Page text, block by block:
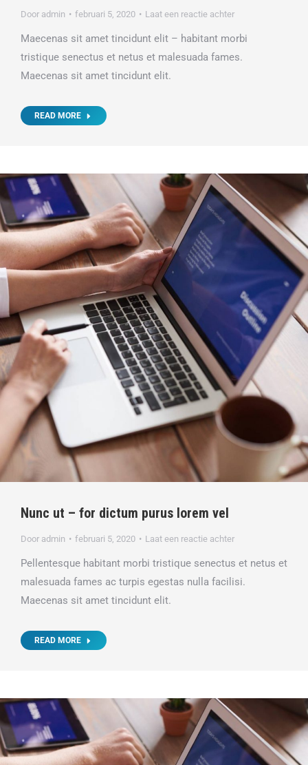
Door admin februari 5, 2020 Laat een reactie achter
Maecenas sit amet tincidunt elit – habitant morbi
tristique senectus et netus et malesuada fames.
Maecenas sit amet tincidunt elit.
READ MORE
Nunc ut – for dictum purus lorem vel
Door admin februari 5, 2020 Laat een reactie achter
Pellentesque habitant morbi tristique senectus et netus et
malesuada fames ac turpis egestas nulla facilisi.
Maecenas sit amet tincidunt elit.
READ MORE